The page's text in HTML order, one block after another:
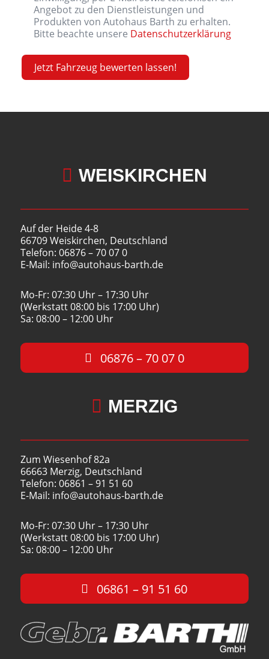
Angebot zu den Dienstleistungen und
Produkten von Autohaus Barth zu erhalten.
Bitte beachte unsere Datenschutzerklärung
Jetzt Fahrzeug bewerten lassen!
l
v
:
 WEISKIRCHEN
Auf der Heide 4-8
66709 Weiskirchen, Deutschland
Telefon: 06876 – 70 07 0
E-Mail: info@autohaus-barth.de
Mo-Fr: 07:30 Uhr – 17:30 Uhr
(Werkstatt 08:00 bis 17:00 Uhr)
Sa: 08:00 – 12:00 Uhr
06876 – 70 07 0
 MERZIG
Zum Wiesenhof 82a
66663 Merzig, Deutschland
Telefon: 06861 – 91 51 60
E-Mail: info@autohaus-barth.de
Mo-Fr: 07:30 Uhr – 17:30 Uhr
(Werkstatt 08:00 bis 17:00 Uhr)
Sa: 08:00 – 12:00 Uhr
06861 – 91 51 60